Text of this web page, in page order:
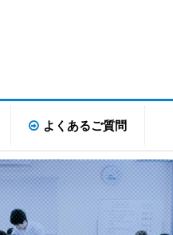
よくあるご質問